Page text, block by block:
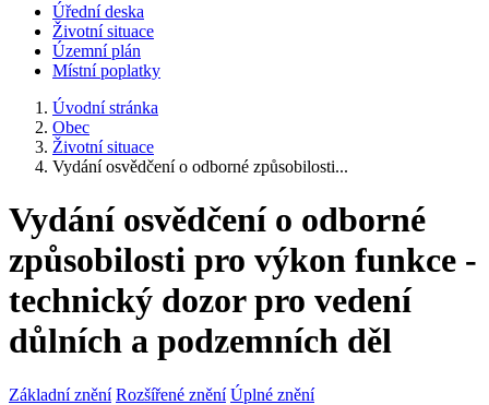
Úřední deska
Životní situace
Územní plán
Místní poplatky
Úvodní stránka
Obec
Životní situace
Vydání osvědčení o odborné způsobilosti...
Vydání osvědčení o odborné
způsobilosti pro výkon funkce -
technický dozor pro vedení
důlních a podzemních děl
Základní znění Rozšířené znění Úplné znění